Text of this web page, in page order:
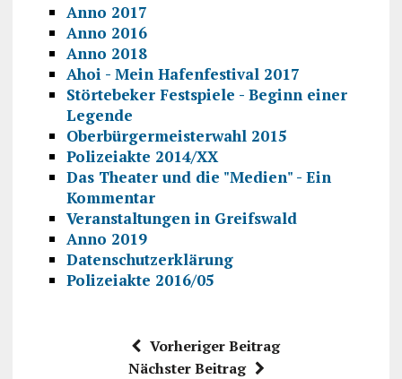
Anno 2017
Anno 2016
Anno 2018
Ahoi - Mein Hafenfestival 2017
Störtebeker Festspiele - Beginn einer
Legende
Oberbürgermeisterwahl 2015
Polizeiakte 2014/XX
Das Theater und die "Medien" - Ein
Kommentar
Veranstaltungen in Greifswald
Anno 2019
Datenschutzerklärung
Polizeiakte 2016/05
Vorheriger Beitrag
Nächster Beitrag